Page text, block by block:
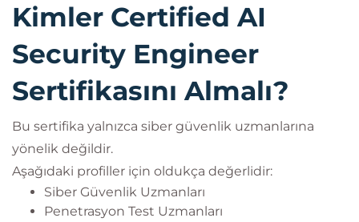
Kimler Certified AI
Security Engineer
Sertifikasını Almalı?
Bu sertifika yalnızca siber güvenlik uzmanlarına
yönelik değildir.
Aşağıdaki profiller için oldukça değerlidir:
Siber Güvenlik Uzmanları
Penetrasyon Test Uzmanları